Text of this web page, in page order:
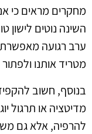
מחקרים מראים כי
השינה נוטים לישון
ערב רגועה מאפשרת
מטריד אותנו
בנוסף, חשוב
מדיטציה או תרגול
להרפיה, אלא גם